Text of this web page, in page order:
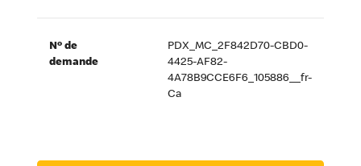
Nº de
demande
PDX_MC_2F842D70-CBD0-
4425-AF82-
4A78B9CCE6F6_105886__fr-
Ca